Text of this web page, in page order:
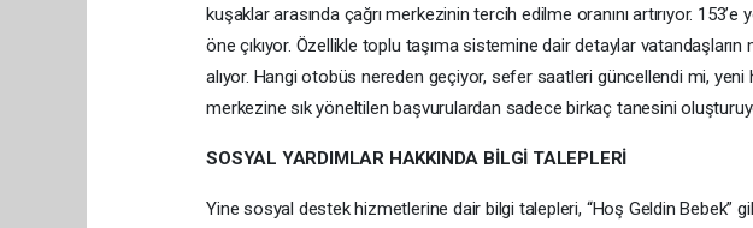
kuşaklar arasında çağrı merkezinin tercih edilme oranını artırıyor. 153’e
öne çıkıyor. Özellikle toplu taşıma sistemine dair detaylar
alıyor. Hangi otobüs nereden geçiyor, sefer saatleri güncellendi mi, yeni
merkezine sık yöneltilen başvurulardan sadece birkaç tanesini
SOSYAL YARDIMLAR HAKKINDA BİLGİ TALEPLERİ
Yine sosyal destek hizmetlerine dair bilgi talepleri, “Hoş Geldin Bebek”